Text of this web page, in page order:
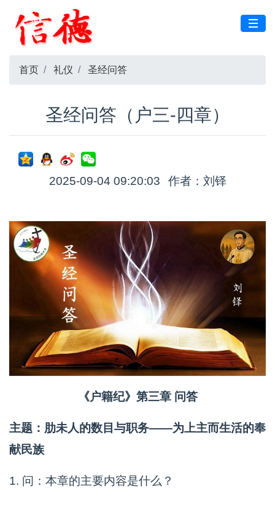
首页 礼仪 圣经问答
圣经问答（户三-四章）
2025-09-04 09:20:03 作者：刘铎
《户籍纪》第三章 问答
主题：肋未人的数目与职务——为上主而生活的奉
献民族
1. 问：本章的主要内容是什么？